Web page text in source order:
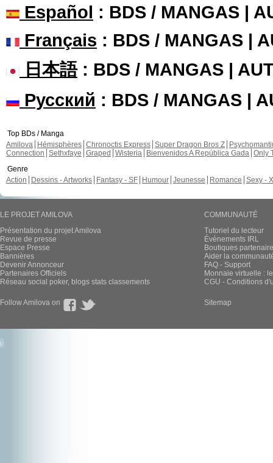
Español : BDS / MANGAS |
Français : BDS / MANGAS |
日本語: BDS / MANGAS |
Русский : BDS / MANGAS |
Top BDs / Manga
Amilova
Hémisphères Chronoctis Express Super Dragon Bros Z
Connection Sethxfaye Graped Wisteria Bienvenidos A República Gada Only
Genre
Action
Dessins - Artworks Fantasy - SF Humour Jeunesse Romance Sexy -
LE PROJET AMILOVA
Présentation du projet Amilova
Revue de presse
Espace Presse
Bannières
Devenir Annonceur
Partenaires Officiels
Réseau social poker, blogs stats classements
COMMUNAUTÉ
Tutoriel du lecteur
Évènements IRL
Boutiques
Aider la
FAQ - Support
Monnaie virtuelle :
CGU - Conditions
Follow Amilova on Sitemap